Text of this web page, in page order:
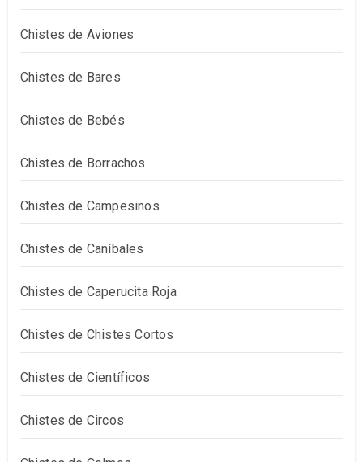
Chistes de Aviones
Chistes de Bares
Chistes de Bebés
Chistes de Borrachos
Chistes de Campesinos
Chistes de Caníbales
Chistes de Caperucita Roja
Chistes de Chistes Cortos
Chistes de Científicos
Chistes de Circos